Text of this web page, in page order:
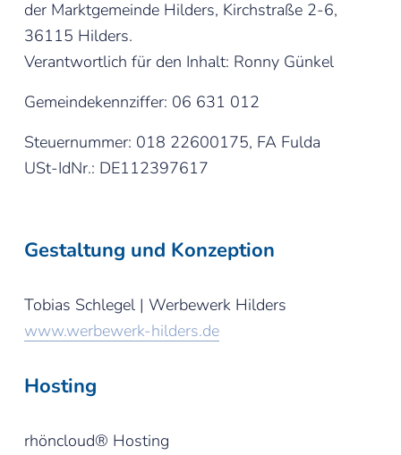
der Marktgemeinde Hilders, Kirchstraße 2-6,
36115 Hilders.
Verantwortlich für den Inhalt: Ronny Günkel
Gemeindekennziffer: 06 631 012
Steuernummer: 018 22600175, FA Fulda
USt-IdNr.: DE112397617
Gestaltung und Konzeption
Tobias Schlegel | Werbewerk Hilders
www.werbewerk-hilders.de
Hosting
rhöncloud® Hosting